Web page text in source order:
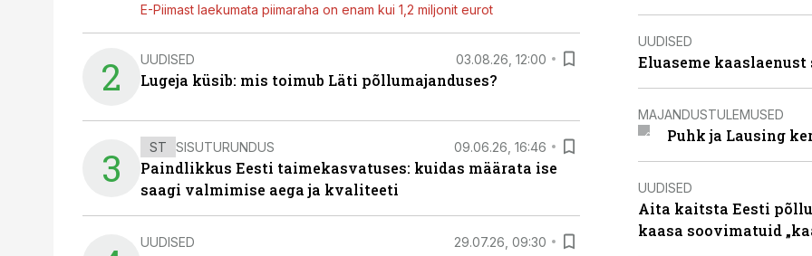
E-Piimast laekumata piimaraha on enam kui 1,2 miljonit eurot
2 UUDISED 03.08.26, 12:00
Lugeja küsib: mis toimub Läti põllumajanduses?
3 ST SISUTURUNDUS 09.06.26, 16:46
Paindlikkus Eesti taimekasvatuses: kuidas määrata ise
saagi valmimise aega ja kvaliteeti
UUDISED 29.07.26, 09:30
UUDISED
Eluaseme kaaslaenust
MAJANDUSTULEMUSED
Puhk ja Lausing
UUDISED
Aita kaitsta Eesti
kaasa soovimatuid